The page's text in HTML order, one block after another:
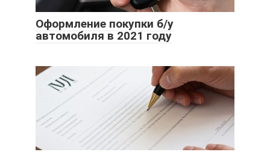
Оформление покупки б/у
автомобиля в 2021 году